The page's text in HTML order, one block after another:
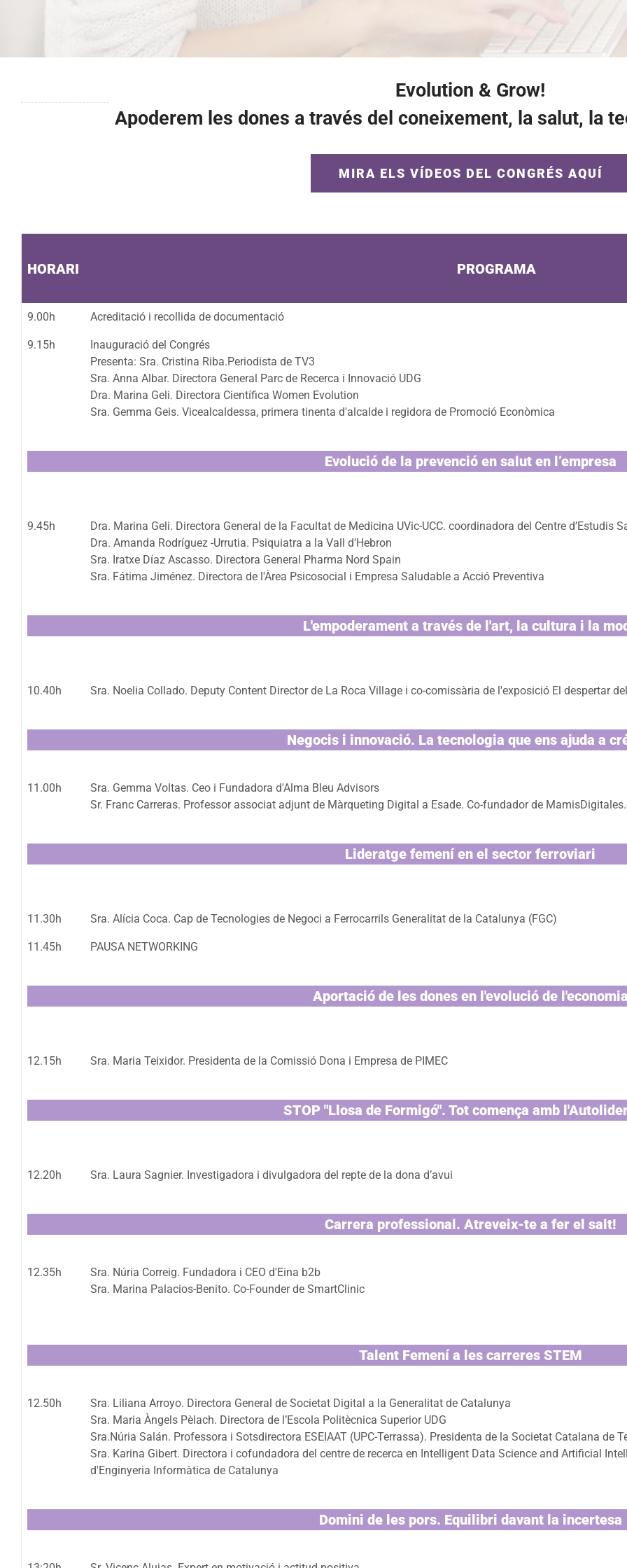
Evolution & Grow!
Apoderem les dones a través del coneixement, la salut, la
MIRA ELS VÍDEOS DEL CONGRÉS AQUÍ
HORARI PROGRAMA
9.00h Acreditació i recollida de documentació
9.15h
Inauguració del Congrés
Presenta: Sra. Cristina Riba.Periodista de TV3
Sra. Anna Albar. Directora General Parc de Recerca i Innovació UDG
Dra. Marina Geli. Directora Científica Women Evolution
Sra. Gemma Geis. Vicealcaldessa, primera tinenta d'alcalde i regidora de Promoció Econòmica
Evolució de la prevenció en salut en l’empresa
9.45h
Dra. Marina Geli. Directora General de la Facultat de Medicina UVic-UCC. coordinadora del Centre d’Estudis
Dra. Amanda Rodríguez -Urrutia. Psiquiatra a la Vall d’Hebron
Sra. Iratxe Díaz Ascasso. Directora General Pharma Nord Spain
Sra. Fátima Jiménez. Directora de l'Àrea Psicosocial i Empresa Saludable a Acció Preventiva
L'empoderament a través de l'art, la cultura i la
10.40h Sra. Noelia Collado. Deputy Content Director de La Roca Village i co-comissària de l'exposició El despertar
Negocis i innovació. La tecnologia que ens ajuda a
11.00h
Sra. Gemma Voltas. Ceo i Fundadora d'Alma Bleu Advisors
Sr. Franc Carreras. Professor associat adjunt de Màrqueting Digital a Esade. Co-fundador de
Lideratge femení en el sector ferroviari
11.30h Sra. Alícia Coca. Cap de Tecnologies de Negoci a Ferrocarrils Generalitat de la Catalunya (FGC)
11.45h PAUSA NETWORKING
Aportació de les dones en l'evolució de l'economia
12.15h Sra. Maria Teixidor. Presidenta de la Comissió Dona i Empresa de PIMEC
STOP "Llosa de Formigó". Tot comença amb
12.20h Sra. Laura Sagnier. Investigadora i divulgadora del repte de la dona d’avui
Carrera professional. Atreveix-te a fer el salt!
12.35h
Sra. Núria Correig. Fundadora i CEO d'Eina b2b
Sra. Marina Palacios-Benito. Co-Founder de SmartClinic
Talent Femení a les carreres STEM
12.50h
Sra. Liliana Arroyo. Directora General de Societat Digital a la Generalitat de Catalunya
Sra. Maria Àngels Pèlach. Directora de l’Escola Politècnica Superior UDG
Sra.Núria Salán. Professora i Sotsdirectora ESEIAAT (UPC-Terrassa). Presidenta de la Societat Catalana de
Sra. Karina Gibert. Directora i cofundadora del centre de recerca en Intelligent Data Science and Artificial
d'Enginyeria Informàtica de Catalunya
Domini de les pors. Equilibri davant la incertesa